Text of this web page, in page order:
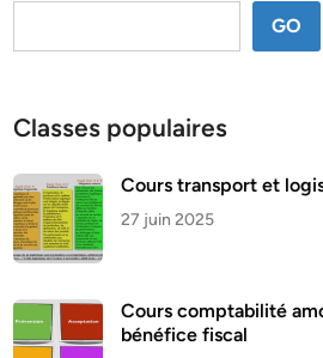
GO
Classes populaires
Cours transport et
27 juin 2025
Cours comptabilité
bénéfice fiscal